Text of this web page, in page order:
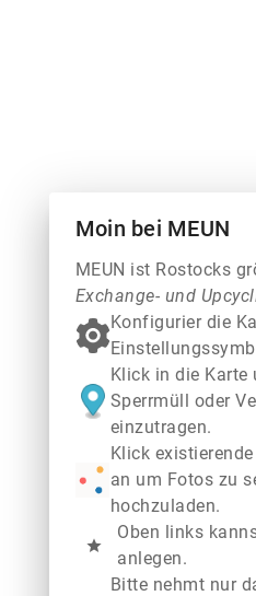
Moin bei MEUN
MEUN ist Rostocks
Exchange- und
Konfigurier die
Klick in die Karte
Sperrmüll oder
einzutragen.
Klick
an um Fotos zu
hochzuladen.
star
Oben links
anlegen.
Bitte nehmt nur